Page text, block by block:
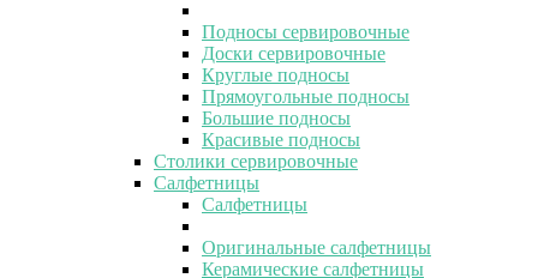
Подносы сервировочные
Доски сервировочные
Круглые подносы
Прямоугольные подносы
Большие подносы
Красивые подносы
Столики сервировочные
Салфетницы
Салфетницы
Оригинальные салфетницы
Керамические салфетницы